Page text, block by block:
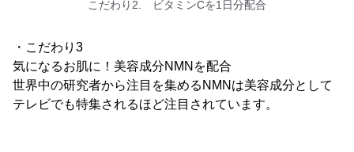
こだわり2. ビタミンCを1日分配合
・こだわり3
気になるお肌に！美容成分NMNを配合
世界中の研究者から注目を集めるNMNは美容成分として
テレビでも特集されるほど注目されています。